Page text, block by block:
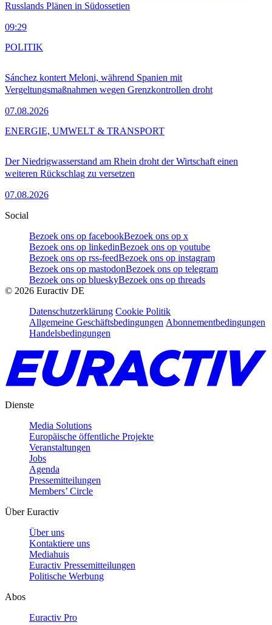
Russlands Plänen in Südossetien
09:29
Sánchez kontert Meloni, während Spanien mit
Vergeltungsmaßnahmen wegen Grenzkontrollen droht
07.08.2026
POLITIK
Der Niedrigwasserstand am Rhein droht der Wirtschaft einen
weiteren Rückschlag zu versetzen
07.08.2026
ENERGIE, UMWELT & TRANSPORT
Social
Bezoek ons op facebookBezoek ons op x
Bezoek ons op linkedinBezoek ons op youtube
Bezoek ons op rss-feedBezoek ons op instagram
Bezoek ons op mastodonBezoek ons op telegram
Bezoek ons op blueskyBezoek ons op threads
© 2026 Euractiv DE
Datenschutzerklärung Cookie Politik
Allgemeine Geschäftsbedingungen Abonnementbedingungen
Handelsbedingungen
Dienste
Media Solutions
Europäische öffentliche Projekte
Veranstaltungen
Jobs
Agenda
Pressemitteilungen
Members’ Circle
Über Euractiv
Über uns
Kontaktiere uns
Mediahuis
Euractiv Pressemitteilungen
Politische Werbung
Abos
Euractiv Pro